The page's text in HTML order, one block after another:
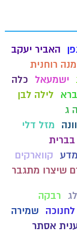
האביר יעקב
רוחנית
ישמעאל
כלה
לילה לבן
ג
מזל דלי
קווארקים
שיצרו מתגבר
רבקה
שמירה
אסתר